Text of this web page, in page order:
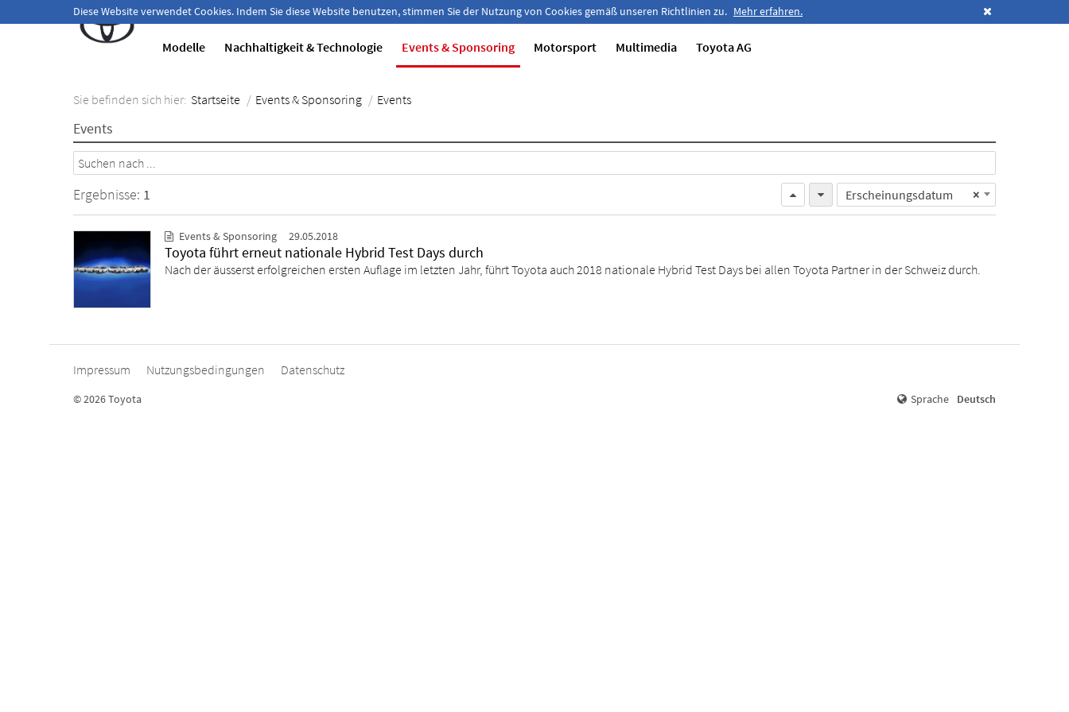
Diese Website verwendet Cookies. Indem Sie diese Website benutzen, stimmen Sie der Nutzung von Cookies gemäß unseren Richtlinien zu. Mehr erfahren.
Herzlich willkommen!
Modelle Nachhaltigkeit & Technologie Events & Sponsoring Motorsport Multimedia Toyota AG
Sie befinden sich hier: Startseite / Events & Sponsoring / Events
Events
Ergebnisse: 1 ×
Erscheinungsdatum
Events & Sponsoring 29.05.2018
Toyota führt erneut nationale Hybrid Test Days durch
Nach der äusserst erfolgreichen ersten Auflage im letzten Jahr, führt Toyota auch 2018 nationale Hybrid Test Days bei allen Toyota Partner in der Schweiz durch.
Impressum Nutzungsbedingungen Datenschutz
© 2026 Toyota Sprache Deutsch